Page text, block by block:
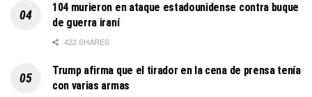
104 murieron en ataque estadounidense contra buque
de guerra iraní
422 SHARES
Trump afirma que el tirador en la cena de prensa tenía
con varias armas